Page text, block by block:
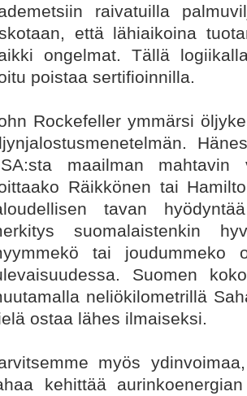
raivatuilla
että lähiaikoina
ongelmat. Tällä
poistaa sertifioinnilla.
Rockefeller ymmärsi
maailman
Räikkönen tai
tavan
suomalaistenkin
tai joudummeko
Suomen
neliökilometrillä
ostaa lähes ilmaiseksi.
myös
kehittää